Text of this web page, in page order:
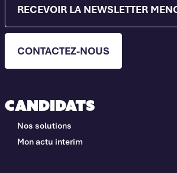
RECEVOIR LA NEWSLETTER
CONTACTEZ-NOUS
Candidats
Nos solutions
Mon actu interim